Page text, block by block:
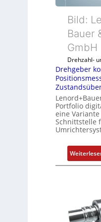
Bild:
Bauer
GmbH
Drehzahl-
Drehgeber
Portfolio
eine
Schnittstelle